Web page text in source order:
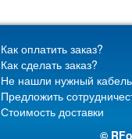
Как оплатить заказ?
Как сделать заказ?
Не нашли нужный
Предложить
Стоимость доставки
©